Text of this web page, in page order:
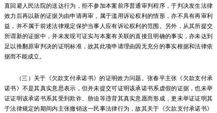
直回避人民法院的送达行为，拒不参加本案前序普通审判程序，于判决发生法律
效力后再以新的证据为由申请再审，属于滥用诉讼权利的情形，亦不具有再审利
益，并不属于前述法律规定保护当事人应有诉讼权利的范围。另外，从其所提交
所谓新的证据中，并未发现可证实与本案有关联的直接且明确的事实，亦未达到
足以推翻原审判决的证明标准，故其此项申请理由因无充分的事实根据和法律依
据而不能成立。
（三）关于《欠款支付承诺书》的证明效力问题。张春平主张《欠款支付承
诺书》不是其真实意思表示，但并未提交可证明该承诺书系虚假的证据，也未举
证证明该承诺书系其受到欺诈、胁迫等违背其真实意愿而形成，更未举证证明其
于法律规定的期间内主张撤销这一民事法律行为，故其关于《欠款支付承诺书》